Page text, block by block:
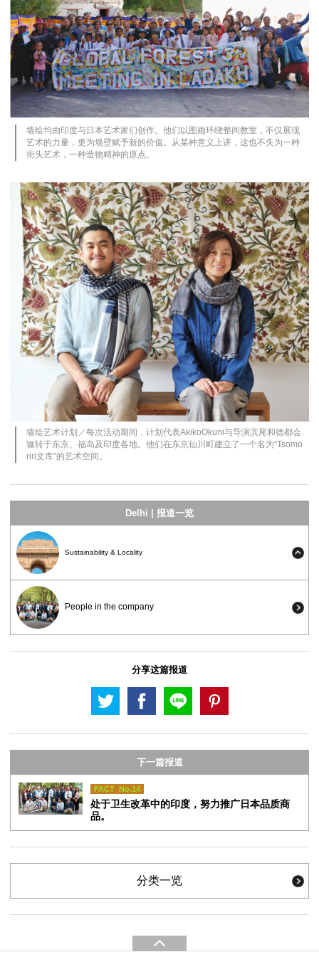
墙绘均由印度与日本艺术家们创作。他们以图画环绕整间教室，不仅展现
艺术的力量，更为墙壁赋予新的价值。从某种意义上讲，这也不失为一种
街头艺术，一种造物精神的原点。
墙绘艺术计划 ／每次活动期间，计划代表AkikoOkuni与导演滨尾和德都会
辗转于东京、福岛及印度各地。他们在东京仙川町建立了一个名为“Tsomo
riri文库”的艺术空间。
Delhi | 报道一览
Sustainability & Locality
People in the company
分享这篇报道
下一篇报道
FACT No.14
处于卫生改革中的印度，努力推广日本品质商
品。
分类一览